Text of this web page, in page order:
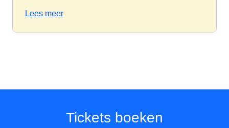
Lees meer
Tickets boeken